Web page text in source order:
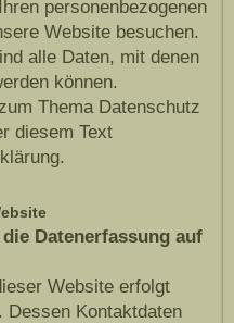
personenbezogenen
Website besuchen.
alle Daten, mit denen
können.
Thema Datenschutz
diesem Text
Datenerfassung auf
Website erfolgt
Dessen Kontaktdaten